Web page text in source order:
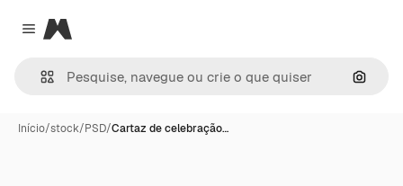
Close menu
Magnific
Início/stock/PSD/Cartaz de celebração…